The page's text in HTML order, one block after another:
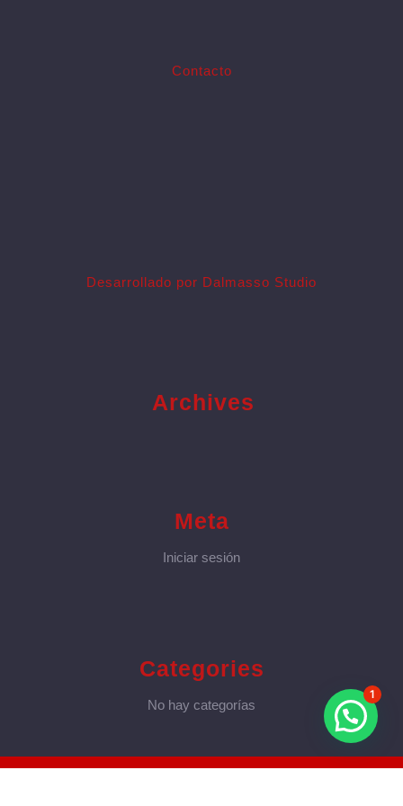
Contacto
Desarrollado por Dalmasso Studio
Archives
Meta
Iniciar sesión
Categories
No hay categorías
1